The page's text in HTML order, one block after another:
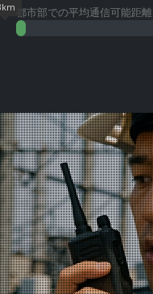
都市部での平均通信可能距離